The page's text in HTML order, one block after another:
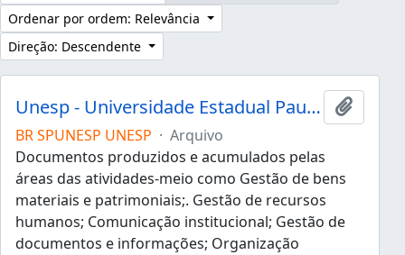
Ordenar por ordem: Relevância
Direção: Descendente
Unesp - Universidade Estadual Paulista "Júlio de Mesquita Filho"
BR SPUNESP UNESP · Arquivo
Documentos produzidos e acumulados pelas
áreas das atividades-meio como Gestão de bens
materiais e patrimoniais;. Gestão de recursos
humanos; Comunicação institucional; Gestão de
documentos e informações; Organização